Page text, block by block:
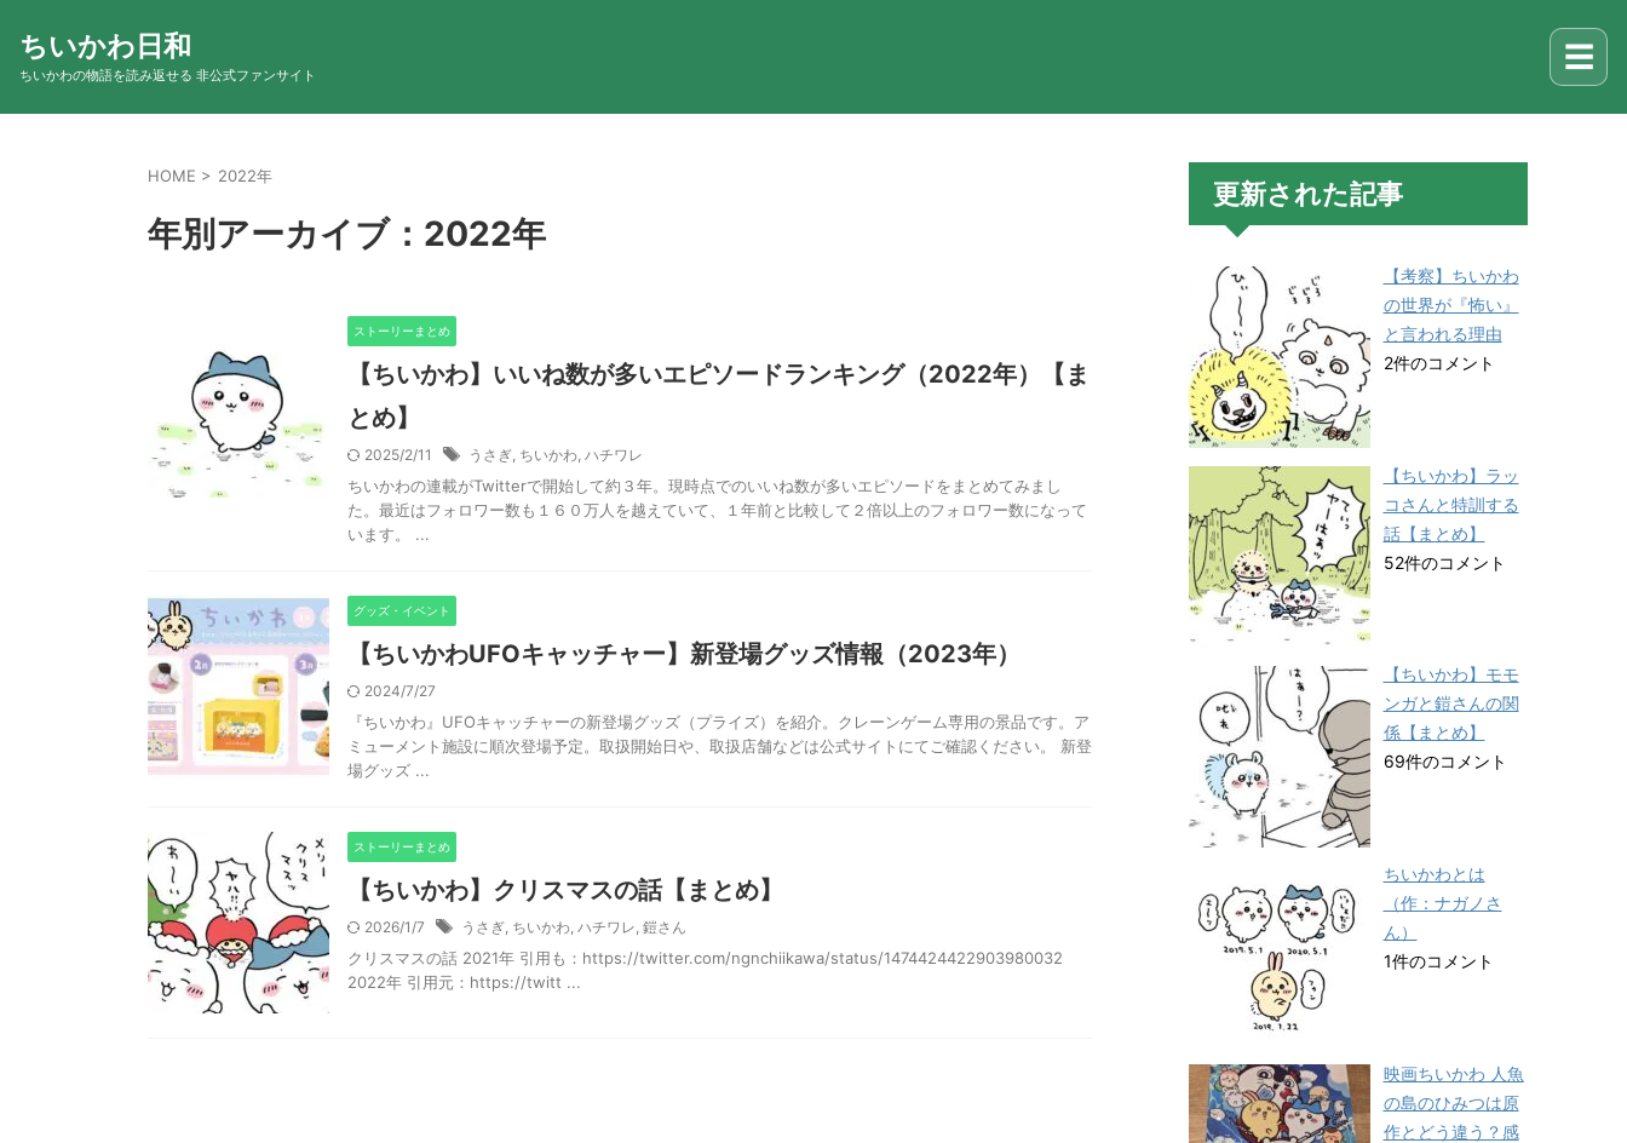
ちいかわ日和
ちいかわの物語を読み返せる 非公式ファンサイト ☰
HOME > 2022年
年別アーカイブ：2022年
ストーリーまとめ
【ちいかわ】いいね数が多いエピソードランキング（2022年）【ま
とめ】
2025/2/11 うさぎ, ちいかわ, ハチワレ
ちいかわの連載がTwitterで開始して約３年。現時点でのいいね数が多いエピソードをまとめてみまし
た。最近はフォロワー数も１６０万人を越えていて、１年前と比較して２倍以上のフォロワー数になって
います。 ...
グッズ・イベント
【ちいかわUFOキャッチャー】新登場グッズ情報（2023年）
2024/7/27
『ちいかわ』UFOキャッチャーの新登場グッズ（プライズ）を紹介。クレーンゲーム専用の景品です。ア
ミューメント施設に順次登場予定。取扱開始日や、取扱店舗などは公式サイトにてご確認ください。 新登
場グッズ ...
ストーリーまとめ
【ちいかわ】クリスマスの話【まとめ】
2026/1/7 うさぎ, ちいかわ, ハチワレ, 鎧さん
クリスマスの話 2021年 引用も：https://twitter.com/ngnchiikawa/status/1474424422903980032
2022年 引用元：https://twitt ...
更新された記事
【考察】ちいかわ
の世界が『怖い』
と言われる理由
2件のコメント
【ちいかわ】ラッ
コさんと特訓する
話【まとめ】
52件のコメント
【ちいかわ】モモ
ンガと鎧さんの関
係【まとめ】
69件のコメント
ちいかわとは
（作：ナガノさ
ん）
1件のコメント
映画ちいかわ 人魚
の島のひみつは原
作とどう違う？感